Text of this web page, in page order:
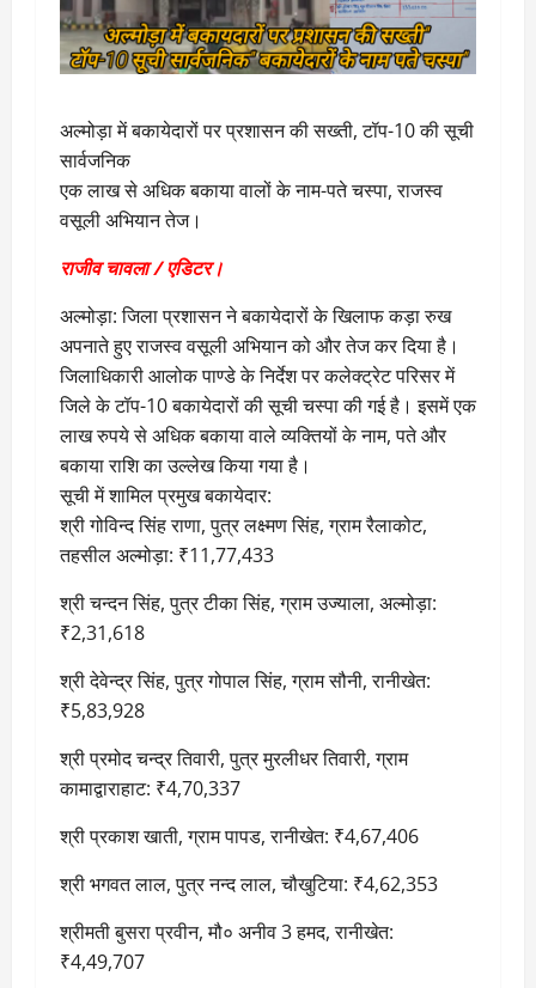
अल्मोड़ा में बकायेदारों पर प्रशासन की सख्ती, टॉप-10 की सूची
सार्वजनिक
एक लाख से अधिक बकाया वालों के नाम-पते चस्पा, राजस्व
वसूली अभियान तेज।
राजीव चावला / एडिटर।
अल्मोड़ा: जिला प्रशासन ने बकायेदारों के खिलाफ कड़ा रुख
अपनाते हुए राजस्व वसूली अभियान को और तेज कर दिया है।
जिलाधिकारी आलोक पाण्डे के निर्देश पर कलेक्ट्रेट परिसर में
जिले के टॉप-10 बकायेदारों की सूची चस्पा की गई है। इसमें एक
लाख रुपये से अधिक बकाया वाले व्यक्तियों के नाम, पते और
बकाया राशि का उल्लेख किया गया है।
सूची में शामिल प्रमुख बकायेदार:
श्री गोविन्द सिंह राणा, पुत्र लक्ष्मण सिंह, ग्राम रैलाकोट,
तहसील अल्मोड़ा: ₹11,77,433
श्री चन्दन सिंह, पुत्र टीका सिंह, ग्राम उज्याला, अल्मोड़ा:
₹2,31,618
श्री देवेन्द्र सिंह, पुत्र गोपाल सिंह, ग्राम सौनी, रानीखेत:
₹5,83,928
श्री प्रमोद चन्द्र तिवारी, पुत्र मुरलीधर तिवारी, ग्राम
कामाद्वाराहाट: ₹4,70,337
श्री प्रकाश खाती, ग्राम पापड, रानीखेत: ₹4,67,406
श्री भगवत लाल, पुत्र नन्द लाल, चौखुटिया: ₹4,62,353
श्रीमती बुसरा प्रवीन, मौ० अनीव 3 हमद, रानीखेत:
₹4,49,707